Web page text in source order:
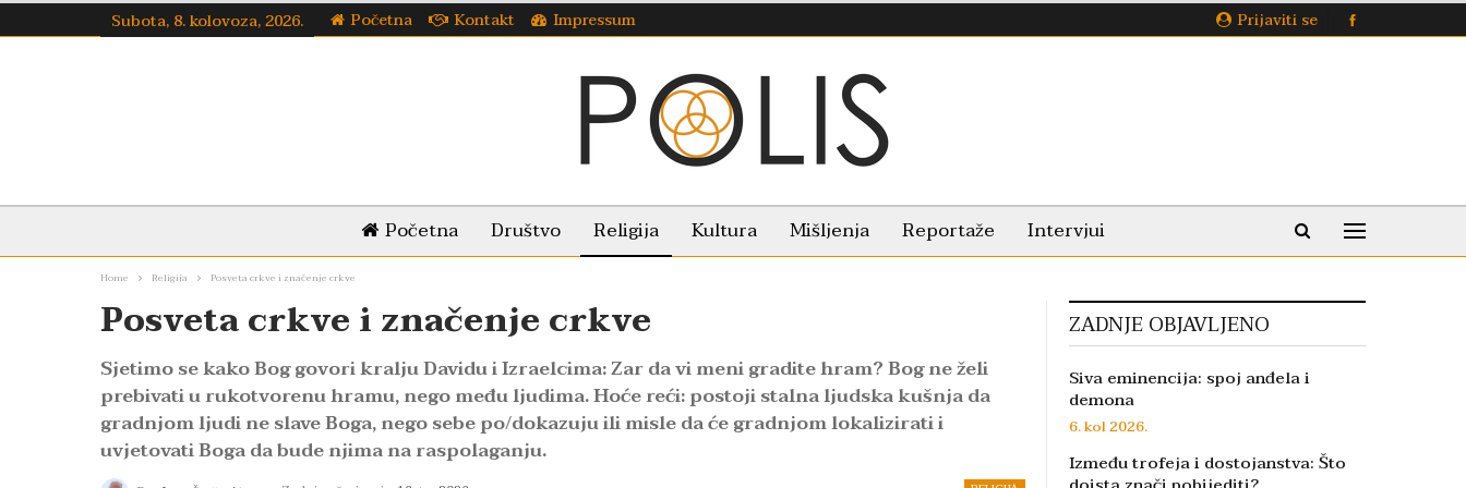
Prijaviti se
Subota, 8. kolovoza, 2026. Početna Kontakt Impressum
Početna Društvo Religija Kultura Mišljenja Reportaže Intervjui
Home Religija Posveta crkve i značenje crkve
Posveta crkve i značenje crkve
Sjetimo se kako Bog govori kralju Davidu i Izraelcima: Zar da vi meni gradite hram? Bog ne želi
prebivati u rukotvorenu hramu, nego među ljudima. Hoće reći: postoji stalna ljudska kušnja da
gradnjom ljudi ne slave Boga, nego sebe po/dokazuju ili misle da će gradnjom lokalizirati i
uvjetovati Boga da bude njima na raspolaganju.
ZADNJE OBJAVLJENO
Siva eminencija: spoj anđela i
demona
6. kol 2026.
Između trofeja i dostojanstva: Što